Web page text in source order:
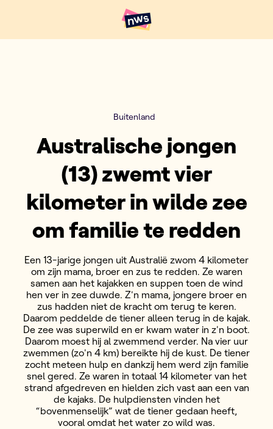
Hoofdpunten VRT NWS
Buitenland
Australische jongen
(13) zwemt vier
kilometer in wilde zee
om familie te redden
Een 13-jarige jongen uit Australië zwom 4 kilometer
om zijn mama, broer en zus te redden. Ze waren
samen aan het kajakken en suppen toen de wind
hen ver in zee duwde. Z'n mama, jongere broer en
zus hadden niet de kracht om terug te keren.
Daarom peddelde de tiener alleen terug in de kajak.
De zee was superwild en er kwam water in z'n boot.
Daarom moest hij al zwemmend verder. Na vier uur
zwemmen (zo'n 4 km) bereikte hij de kust. De tiener
zocht meteen hulp en dankzij hem werd zijn familie
snel gered. Ze waren in totaal 14 kilometer van het
strand afgedreven en hielden zich vast aan een van
de kajaks. De hulpdiensten vinden het
“bovenmenselijk” wat de tiener gedaan heeft,
vooral omdat het water zo wild was.